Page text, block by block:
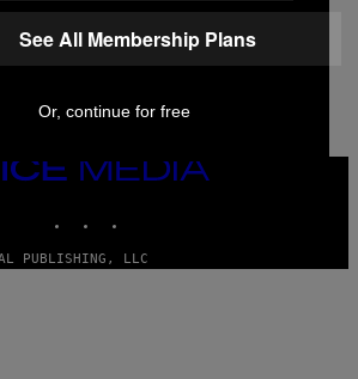
ТЁРНЕР, НГОЗИ ЭРОНДУ, РЕЙНАЛЬДО
PUBLISHING, LLC
See All Membership Plans
Or, continue for free